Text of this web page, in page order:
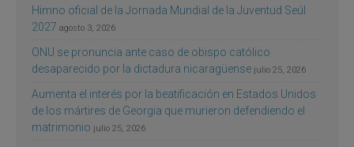
Himno oficial de la Jornada Mundial de la Juventud Seúl
2027 agosto 3, 2026
ONU se pronuncia ante caso de obispo católico
desaparecido por la dictadura nicaragüense julio 25, 2026
Aumenta el interés por la beatificación en Estados Unidos
de los mártires de Georgia que murieron defendiendo el
matrimonio julio 25, 2026